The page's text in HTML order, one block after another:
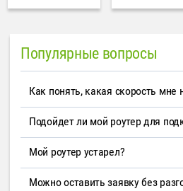
Популярные вопросы
Как понять, какая скорость мне
Подойдет ли мой роутер для
Мой роутер устарел?
Можно оставить заявку без